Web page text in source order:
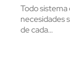
Todo sistema
necesidades
de cada…